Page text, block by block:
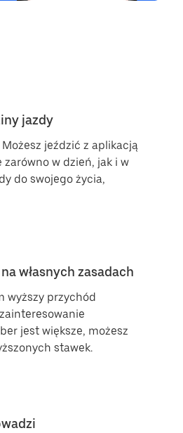
jazdy
jeździć z aplikacją
w dzień, jak i w
do swojego życia,
własnych zasadach
wyższy przychód
jest większe, możesz
stawek.